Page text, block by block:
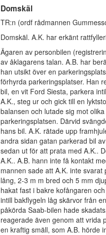
Domskäl
TR:n (ordf rådmannen
Domskäl. A.K. har erkänt
Ägaren av personbilen
av åklagarens talan. A.B. har
han utsikt över en
förhyrda parkeringsplatser. Han
bil, en vit Ford Siesta, parkera
A.K., steg ur och gick till en
balansen och lutade sig mot
parkeringsplatsen. Därvid
hans bil. A.K. rätade upp
andra sidan gatan parkerad bil
sedan ut för att prata med A.K..
A.K.. A.B. hann inte få kontakt
mannen sade att A.K. inte
lång, 2-3 m m bred och 5 mm
hakat fast i bakre kofångaren
intill bakflygeln låg skärvor från
påkörda Saab-bilen hade
reagerade även genom att vrida
en kraftig smäll, som A.B. hörde